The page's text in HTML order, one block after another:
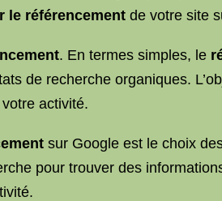
le référencement de votre site
. En termes simples, le
de recherche organiques.
activité.
sur Google est le choix
pour trouver des